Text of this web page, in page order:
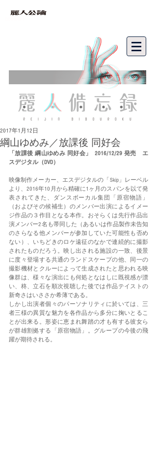
綱山ゆめみ／放課後 同好会
2017年1月12日
「放課後 綱山ゆめみ 同好会」  2016/12/29 発売　エ
スデジタル（DVD）
映像制作メーカー、エスデジタルの「Skip」レーベル
より、2016年10月から精確に1ヶ月のスパンを以て発
表されてきた、ダンスボーカル集団「原宿物語」
（およびその候補生）のメンバー出演によるイメー
ジ作品の３作目となる本作。おそらくは先行作品出
演メンバー2名も帯同した（あるいは作品製作未告知
のさらなる他メンバーが参加していた可能性も否め
ない）、いちどきのロケ遠征のなかで連続的に撮影
されたものだろう。映し出される施設の一致、後景
に度々登場する共通のランドスケープの他、同一の
撮影機材とクルーによって生成されたと思われる映
像群は、様々な演出にも何処となはしに既視感が漂
い、柊、立石を順次視聴した後では作品テイストの
新奇さはいささか希薄である。
しかし出演者個々のパーソナリティに於いては、三
者三様の異質な魅力を各作品から多分に掬いとるこ
とが出来る。形姿に恵まれ舞踏の才も有する彼女ら
が群雄割拠する「原宿物語」。グループの今後の飛
躍が期待される。